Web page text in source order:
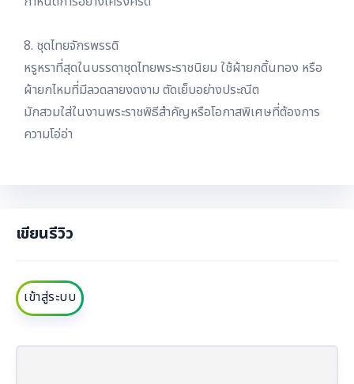
8. ชุดไทยจักรพรรดิ
หรูหราที่สุดในบรรดาชุดไทยพระราชนิยม ใช้ผ้ายกดิ้นทอง หรือ
ผ้ายกไหมที่มีลวดลายงดงาม ตัดเย็บอย่างประณีต
มักสวมใส่ในงานพระราชพิธีสำคัญหรือโอกาสพิเศษที่ต้องการ
ความโอ่อ่า
เขียนรีวิว
เข้าสู่ระบบ